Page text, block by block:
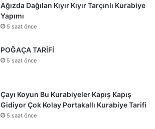
Ağızda Dağılan Kıyır Kıyır Tarçınlı Kurabiye
Yapımı
5 saat önce
POĞAÇA TARİFİ
5 saat önce
Çayı Koyun Bu Kurabiyeler Kapış Kapış
Gidiyor Çok Kolay Portakallı Kurabiye Tarifi
5 saat önce